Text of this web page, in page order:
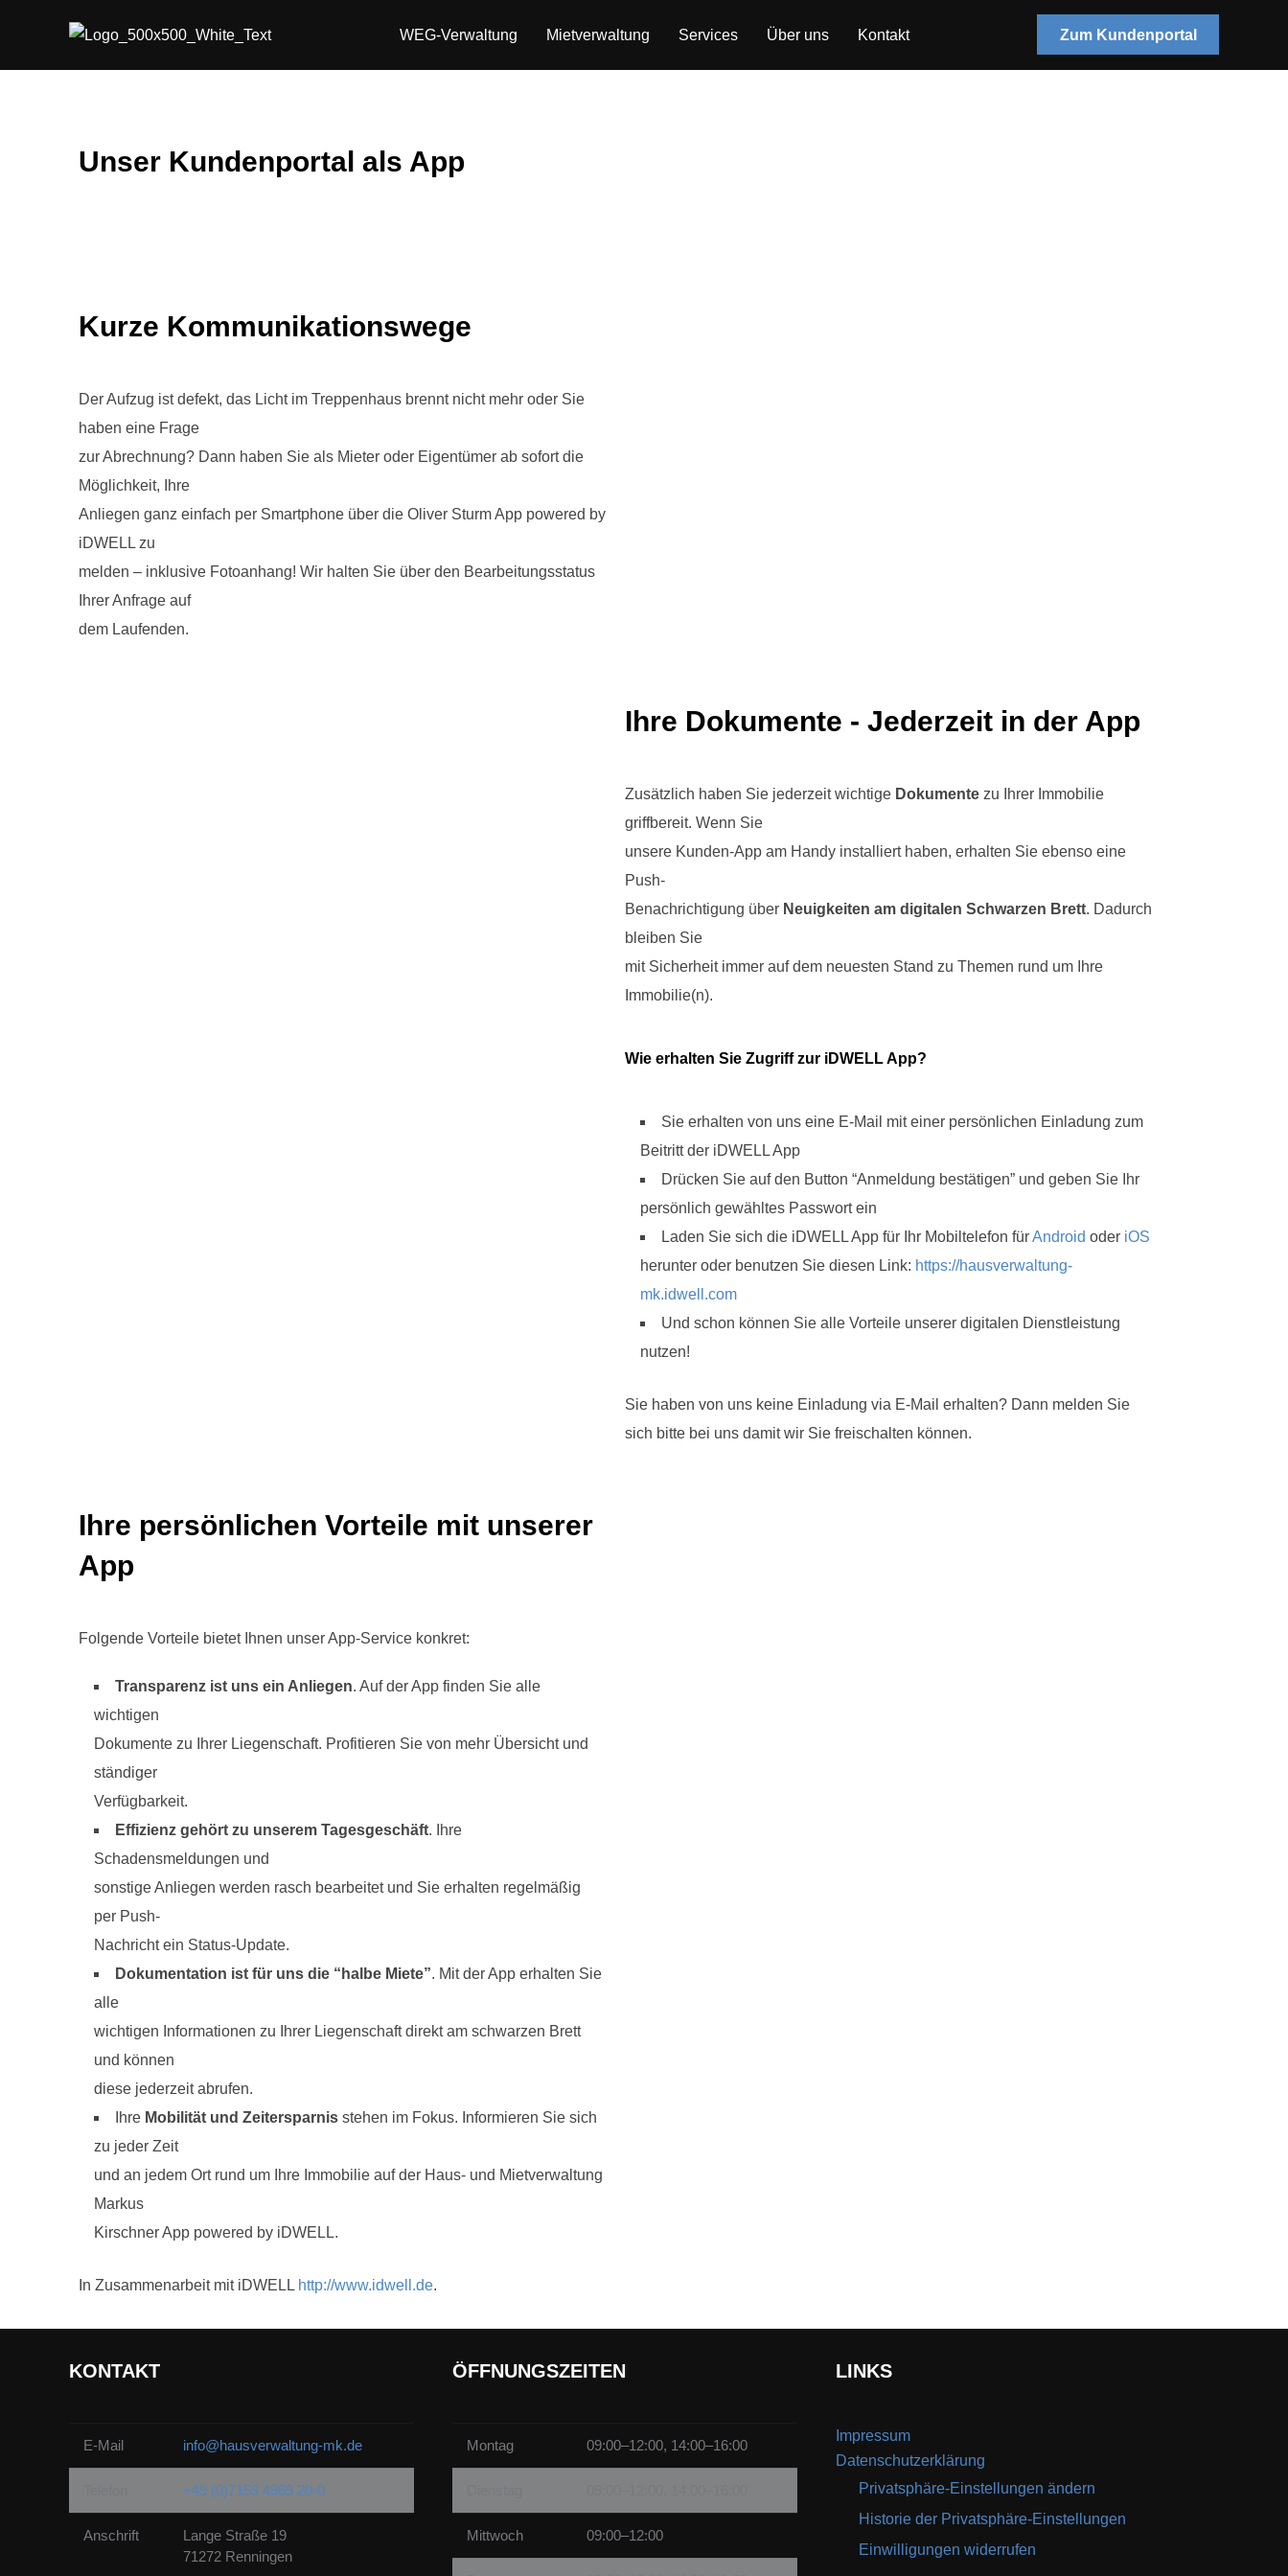
WEG-Verwaltung Mietverwaltung Services Über uns Kontakt Zum Kundenportal
Unser Kundenportal als App
Kurze Kommunikationswege
Der Aufzug ist defekt, das Licht im Treppenhaus brennt nicht mehr oder Sie
haben eine Frage
zur Abrechnung? Dann haben Sie als Mieter oder Eigentümer ab sofort die
Möglichkeit, Ihre
Anliegen ganz einfach per Smartphone über die Oliver Sturm App powered by
iDWELL zu
melden – inklusive Fotoanhang! Wir halten Sie über den Bearbeitungsstatus
Ihrer Anfrage auf
dem Laufenden.
Ihre Dokumente - Jederzeit in der App
Zusätzlich haben Sie jederzeit wichtige Dokumente zu Ihrer Immobilie
griffbereit. Wenn Sie
unsere Kunden-App am Handy installiert haben, erhalten Sie ebenso eine
Push-
Benachrichtigung über Neuigkeiten am digitalen Schwarzen Brett. Dadurch
bleiben Sie
mit Sicherheit immer auf dem neuesten Stand zu Themen rund um Ihre
Immobilie(n).
Wie erhalten Sie Zugriff zur iDWELL App?
Sie erhalten von uns eine E-Mail mit einer persönlichen Einladung zum
Beitritt der iDWELL App
Drücken Sie auf den Button “Anmeldung bestätigen” und geben Sie Ihr
persönlich gewähltes Passwort ein
Laden Sie sich die iDWELL App für Ihr Mobiltelefon fürAndroid oder iOS
herunter oder benutzen Sie diesen Link: https://hausverwaltung-
mk.idwell.com
Und schon können Sie alle Vorteile unserer digitalen Dienstleistung
nutzen!
Sie haben von uns keine Einladung via E-Mail erhalten? Dann melden Sie
sich bitte bei uns damit wir Sie freischalten können.
Ihre persönlichen Vorteile mit unserer
App
Folgende Vorteile bietet Ihnen unser App-Service konkret:
Transparenz ist uns ein Anliegen. Auf der App finden Sie alle
wichtigen
Dokumente zu Ihrer Liegenschaft. Profitieren Sie von mehr Übersicht und
ständiger
Verfügbarkeit.
Effizienz gehört zu unserem Tagesgeschäft. Ihre
Schadensmeldungen und
sonstige Anliegen werden rasch bearbeitet und Sie erhalten regelmäßig
per Push-
Nachricht ein Status-Update.
Dokumentation ist für uns die “halbe Miete”. Mit der App erhalten Sie
alle
wichtigen Informationen zu Ihrer Liegenschaft direkt am schwarzen Brett
und können
diese jederzeit abrufen.
Ihre Mobilität und Zeitersparnis stehen im Fokus. Informieren Sie sich
zu jeder Zeit
und an jedem Ort rund um Ihre Immobilie auf der Haus- und Mietverwaltung
Markus
Kirschner App powered by iDWELL.
In Zusammenarbeit mit iDWELL http://www.idwell.de.
KONTAKT
E-Mail info@hausverwaltung-mk.de
+49 (0)7159 4969 20-0
Anschrift
Lange Straße 19
71272 Renningen
ÖFFNUNGSZEITEN
Montag 09:00–12:00, 14:00–16:00
Mittwoch 09:00–12:00
LINKS
Impressum
Datenschutzerklärung
Privatsphäre-Einstellungen ändern
Historie der Privatsphäre-Einstellungen
Einwilligungen widerrufen